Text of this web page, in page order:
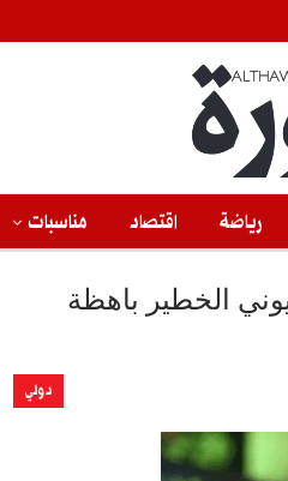
رياضة اقتصاد مناسبات
الخطير باهظة
دولي